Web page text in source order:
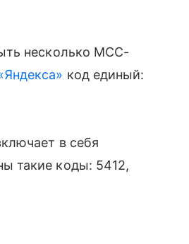
несколько MCC-
код единый:
в себя
такие коды: 5412,